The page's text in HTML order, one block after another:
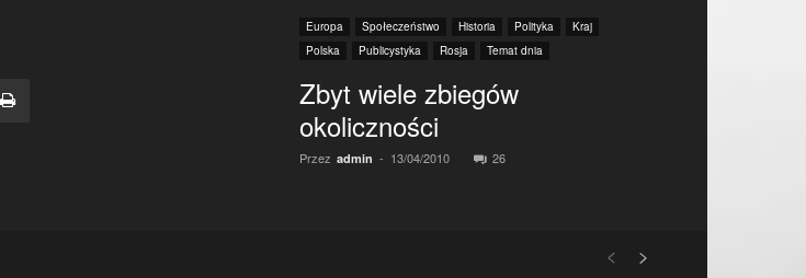
Europa Społeczeństwo Historia Polityka
Kraj
Polska
Publicystyka Rosja Temat dnia
Zbyt wiele zbiegów
okoliczności
Przez admin - 13/04/2010 26